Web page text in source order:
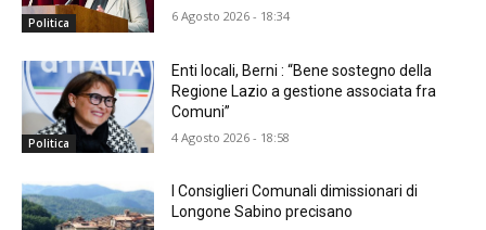
Politica 6 Agosto 2026 - 18:34
Politica
Enti locali, Berni : “Bene sostegno della
Regione Lazio a gestione associata fra
Comuni”
4 Agosto 2026 - 18:58
I Consiglieri Comunali dimissionari di
Longone Sabino precisano